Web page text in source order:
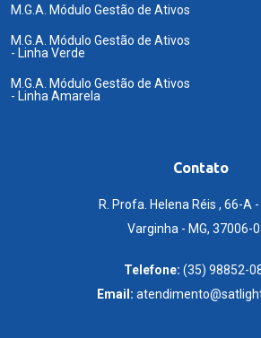
M.G.A. Módulo Gestão de Ativos
M.G.A. Módulo Gestão de Ativos
- Linha Verde
M.G.A. Módulo Gestão de Ativos
- Linha Amarela
Contato
R. Profa. Helena Réis , 66-A
Varginha - MG, 37006-
Telefone: (35) 98852-
Email: